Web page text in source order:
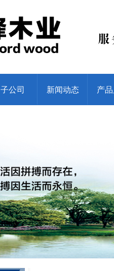
子公司 新闻动态 产